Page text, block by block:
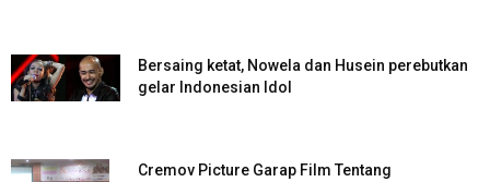
Bersaing ketat, Nowela dan Husein perebutkan
gelar Indonesian Idol
Cremov Picture Garap Film Tentang